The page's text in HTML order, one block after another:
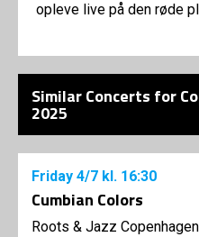
opleve live på den røde
Similar Concerts for
2025
Friday 4/7 kl. 16:30
Cumbian Colors
Roots & Jazz Copenhagen